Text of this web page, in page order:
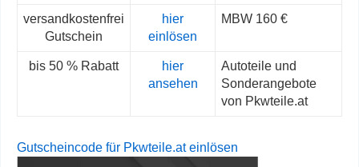
versandkostenfrei
Gutschein
hier
einlösen
MBW 160 €
bis 50 % Rabatt
hier
ansehen
Autoteile und
Sonderangebote
von Pkwteile.at
Gutscheincode für Pkwteile.at einlösen